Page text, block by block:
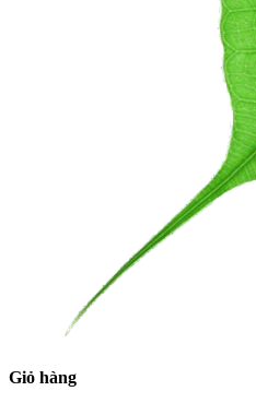
Giỏ hàng